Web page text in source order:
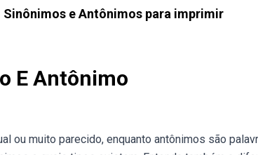
e Antônimos para imprimir
E Antônimo
ou muito parecido, enquanto antônimos são